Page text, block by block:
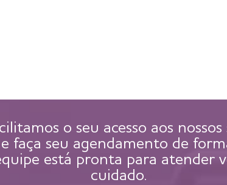
o seu acesso aos
faça seu agendamento de
está pronta para atender
cuidado.